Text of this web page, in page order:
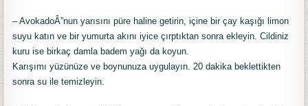
– AvokadoÂ”nun yarısını püre haline getirin, içine bir çay kaşığı limon
suyu katın ve bir yumurta akını iyice çırptıktan sonra ekleyin. Cildiniz
kuru ise birkaç damla badem yağı da koyun.
Karışımı yüzünüze ve boynunuza uygulayın. 20 dakika beklettikten
sonra su ile temizleyin.